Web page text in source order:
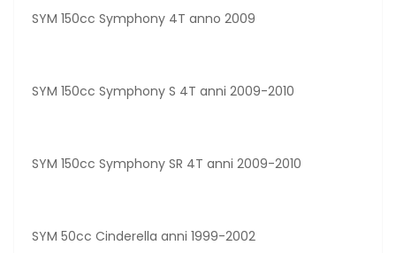
SYM 150cc Symphony 4T anno 2009
SYM 150cc Symphony S 4T anni 2009-2010
SYM 150cc Symphony SR 4T anni 2009-2010
SYM 50cc Cinderella anni 1999-2002